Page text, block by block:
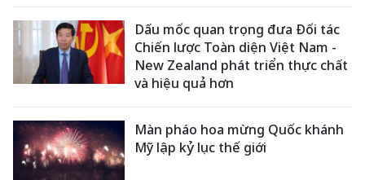
Dấu mốc quan trọng đưa Đối tác
Chiến lược Toàn diện Việt Nam -
New Zealand phát triển thực chất
và hiệu quả hơn
Màn pháo hoa mừng Quốc khánh
Mỹ lập kỷ lục thế giới